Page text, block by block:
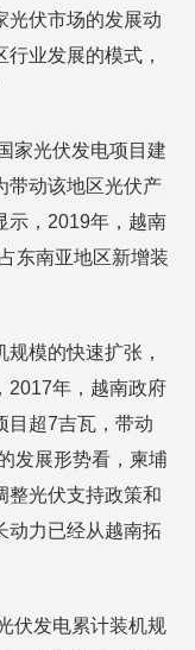
光伏市场的发展动
业发展的模式，
家光伏发电项目建
带动该地区光伏产
示，2019年，越南
东南亚地区新增装
模的快速扩张，
2017年，越南政府
目超7吉瓦，带动
发展形势看，柬埔
整光伏支持政策和
动力已经从越南拓
伏发电累计装机规